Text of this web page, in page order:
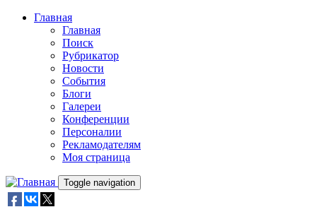
Skip to main content
Главная
Главная
Поиск
Рубрикатор
Новости
События
Блоги
Галереи
Конференции
Персоналии
Рекламодателям
Моя страница
Toggle navigation